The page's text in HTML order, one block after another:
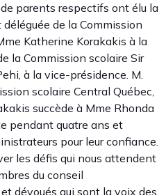
parents respectifs ont élu la
de la Commission
Katherine Korakakis à la
la Commission scolaire Sir
à la vice-présidence. M.
scolaire Central Québec,
succède à Mme Rhonda
pendant quatre ans et
pour leur confiance.
les défis qui nous attendent
du conseil
dévoués qui sont la voix des